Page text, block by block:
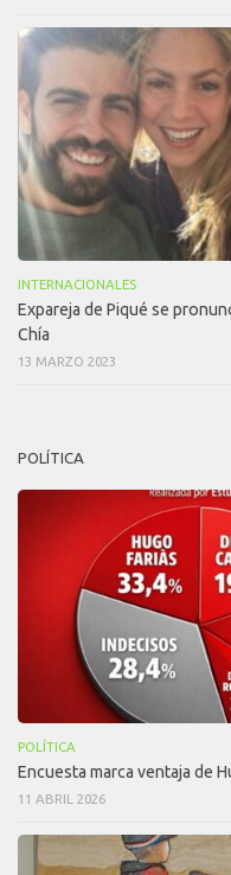
INTERNACIONALES
Expareja de Piqué se
Chía
13 MARZO 2023
POLÍTICA
POLÍTICA
Encuesta marca ventaja de
11 ABRIL 2026